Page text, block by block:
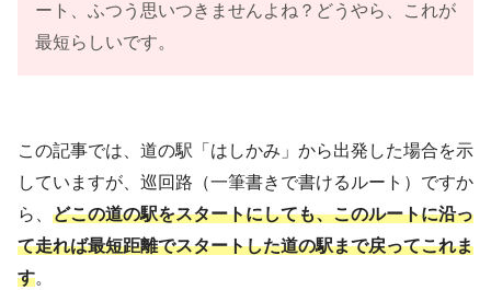
ート、ふつう思いつきませんよね？どうやら、これが
最短らしいです。
この記事では、道の駅「はしかみ」から出発した場合を示
していますが、巡回路（一筆書きで書けるルート）ですか
ら、 どこの道の駅をスタートにしても、このルートに沿っ
て走れば最短距離でスタートした道の駅まで戻ってこれま
す。